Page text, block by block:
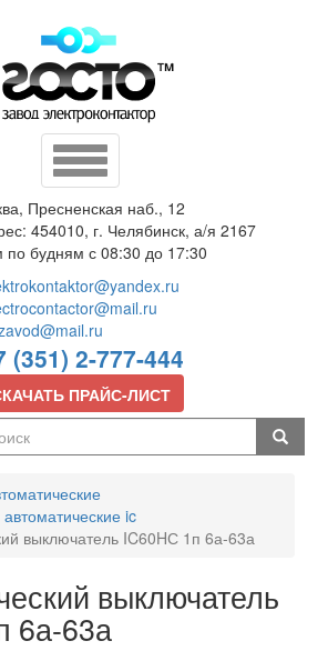
Toggle
navigation
Пресненская наб., 12
454010, г. Челябинск, а/я 2167
будням с 08:30 до 17:30
(351) 2-777-444
ПРАЙС-ЛИСТ
ic
выключатель IC60HС 1п 6а-63а
выключатель
6а-63а